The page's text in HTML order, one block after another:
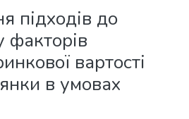
підходів до
факторів
вартості
в умовах